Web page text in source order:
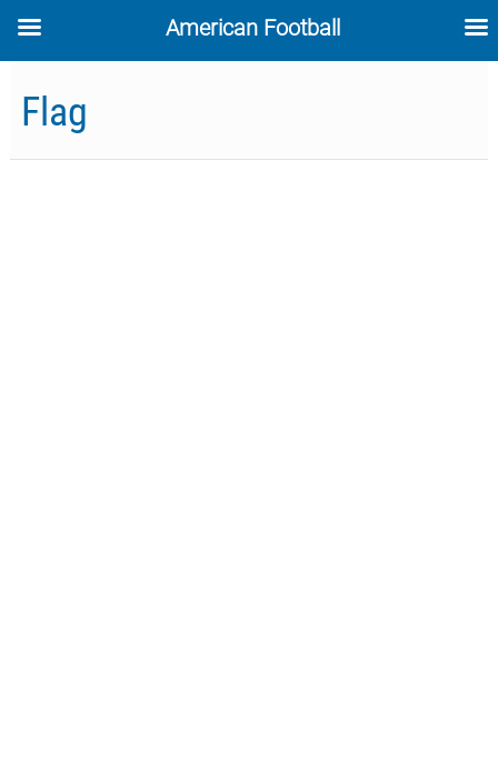
Skip
content
Flag
American Football